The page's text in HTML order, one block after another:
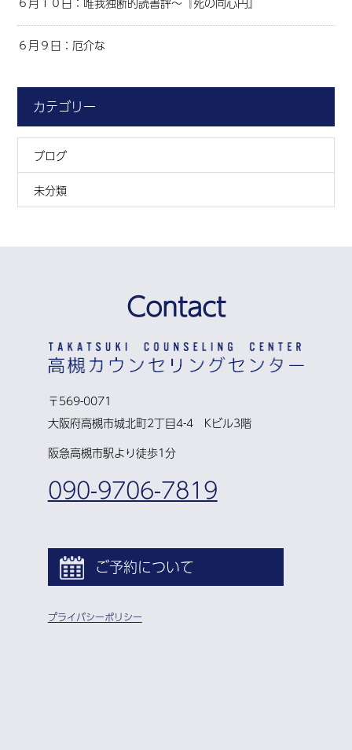
６月９日：厄介な
カテゴリー
ブログ
未分類
Contact
〒569-0071
大阪府高槻市城北町2丁目4-4 Kビル3階
阪急高槻市駅より徒歩1分
090-9706-7819
ご予約について
プライバシーポリシー